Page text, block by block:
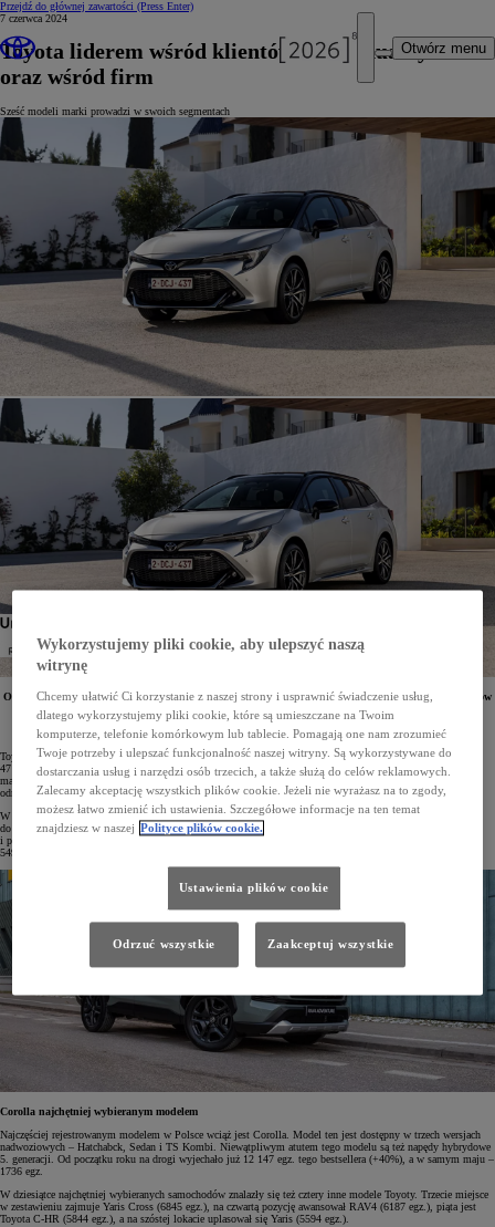
Przejdź do głównej zawartości (Press Enter)
Otwórz menu
7 czerwca 2024
Toyota liderem wśród klientów indywidualnych
oraz wśród firm
Sześć modeli marki prowadzi w swoich segmentach
Od stycznia do maja 2024 roku w Polsce zarejestrowano 47 488 osobowych i dostawczych samochodów
Toyoty, co zapewniło marce pierwsze miejsce zarówno wśród klientów indywidualnych, jak i firm.
Najchętniej wybieranym autem w Polsce niezmiennie pozostaje Corolla. Aygo X, Yaris, Yaris Cross,
Corolla, RAV4 i Toyota C-HR prowadzą w swoich segmentach.
Toyota dominuje na polskim rynku motoryzacyjnym. Od stycznia do maja 2024 roku zarejestrowano już
47 488 samochodów osobowych i dostawczych tej marki, co jest wynikiem lepszym od dwóch kolejnych
marek w zestawieniu razem wziętych. W porównaniu z analogicznym okresem roku ubiegłego Toyota
odnotowała wzrost na poziomie 19%.
W maju na polskie drogi wyjechało łącznie 8329 osobowych i dostawczych samochodów Toyoty (+37% rok
do roku). Pojazdy japońskiej marki są najchętniej wybierane zarówno przez klientów indywidualnych, jak
i przez firmy. Osoby prywatne w maju zarejestrowały 2838 egz. Toyoty (103% wzrostu), a przedsiębiorcy –
5491 egz. (18% wzrostu).
Corolla najchętniej wybieranym modelem
Najczęściej rejestrowanym modelem w Polsce wciąż jest Corolla. Model ten jest dostępny w trzech wersjach
nadwoziowych – Hatchabck, Sedan i TS Kombi. Niewątpliwym atutem tego modelu są też napędy hybrydowe
5. generacji. Od początku roku na drogi wyjechało już 12 147 egz. tego bestsellera (+40%), a w samym maju –
1736 egz.
W dziesiątce najchętniej wybieranych samochodów znalazły się też cztery inne modele Toyoty. Trzecie miejsce
w zestawieniu zajmuje Yaris Cross (6845 egz.), na czwartą pozycję awansował RAV4 (6187 egz.), piąta jest
Toyota C-HR (5844 egz.), a na szóstej lokacie uplasował się Yaris (5594 egz.).
Wykorzystujemy pliki cookie, aby ulepszyć naszą
witrynę
Chcemy ułatwić Ci korzystanie z naszej strony i usprawnić świadczenie usług,
dlatego wykorzystujemy pliki cookie, które są umieszczane na Twoim
komputerze, telefonie komórkowym lub tablecie. Pomagają one nam zrozumieć
Twoje potrzeby i ulepszać funkcjonalność naszej witryny. Są wykorzystywane do
dostarczania usług i narzędzi osób trzecich, a także służą do celów reklamowych.
Zalecamy akceptację wszystkich plików cookie. Jeżeli nie wyrażasz na to zgody,
możesz łatwo zmienić ich ustawienia. Szczegółowe informacje na ten temat
znajdziesz w naszej Polityce plików cookie.
Ustawienia plików cookie
Odrzuć wszystkie Zaakceptuj wszystkie